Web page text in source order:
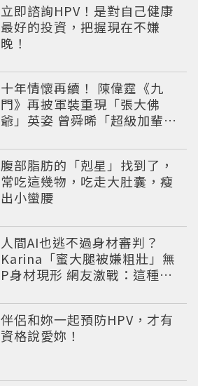
立即諮詢HPV！是對自己健康
最好的投資，把握現在不嫌
晚！
十年情懷再續！ 陳偉霆《九
門》再披軍裝重現「張大佛
爺」英姿 曾舜晞「超級加輩」
腹部脂肪的「剋星」找到了，
常吃這幾物，吃走大肚囊，瘦
出小蠻腰
人間AI也逃不過身材審判？
Karina「蜜大腿被嫌粗壯」無
P身材現形 網友激戰：這種身
伴侶和妳一起預防HPV，才有
資格說愛妳！